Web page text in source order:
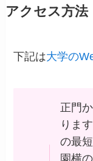
アクセス方法
下記は大学の
正門
りま
の最
園横